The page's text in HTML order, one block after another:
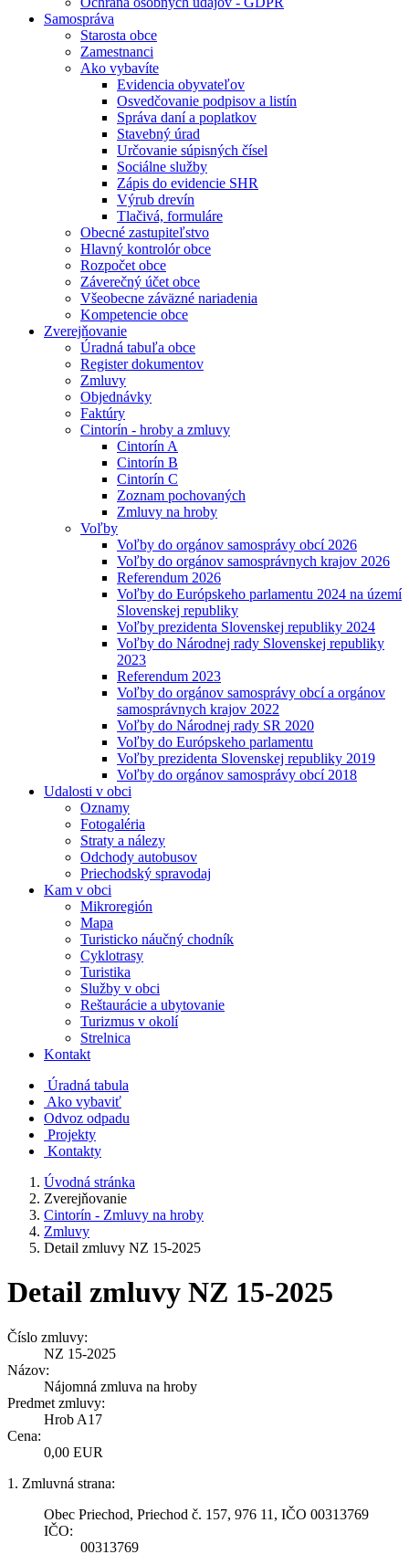
Samospráva
Starosta obce
Zamestnanci
Ako vybavíte
Evidencia obyvateľov
Osvedčovanie podpisov a listín
Správa daní a poplatkov
Stavebný úrad
Určovanie súpisných čísel
Sociálne služby
Zápis do evidencie SHR
Výrub drevín
Tlačivá, formuláre
Obecné zastupiteľstvo
Hlavný kontrolór obce
Rozpočet obce
Záverečný účet obce
Všeobecne záväzné nariadenia
Kompetencie obce
Zverejňovanie
Úradná tabuľa obce
Register dokumentov
Zmluvy
Objednávky
Faktúry
Cintorín - hroby a zmluvy
Cintorín A
Cintorín B
Cintorín C
Zoznam pochovaných
Zmluvy na hroby
Voľby
Voľby do orgánov samosprávy obcí 2026
Voľby do orgánov samosprávnych krajov 2026
Referendum 2026
Voľby do Európskeho parlamentu 2024 na území
Slovenskej republiky
Voľby prezidenta Slovenskej republiky 2024
Voľby do Národnej rady Slovenskej republiky
2023
Referendum 2023
Voľby do orgánov samosprávy obcí a orgánov
samosprávnych krajov 2022
Voľby do Národnej rady SR 2020
Voľby do Európskeho parlamentu
Voľby prezidenta Slovenskej republiky 2019
Voľby do orgánov samosprávy obcí 2018
Udalosti v obci
Oznamy
Fotogaléria
Straty a nálezy
Odchody autobusov
Priechodský spravodaj
Kam v obci
Mikroregión
Mapa
Turisticko náučný chodník
Cyklotrasy
Turistika
Služby v obci
Reštaurácie a ubytovanie
Turizmus v okolí
Strelnica
Kontakt
Úradná tabula
Ako vybaviť
Odvoz odpadu
Projekty
Kontakty
Úvodná stránka
Zverejňovanie
Cintorín - Zmluvy na hroby
Zmluvy
Detail zmluvy NZ 15-2025
Detail zmluvy NZ 15-2025
Číslo zmluvy:
NZ 15-2025
Názov:
Nájomná zmluva na hroby
Predmet zmluvy:
Hrob A17
Cena:
0,00 EUR
1. Zmluvná strana:
Obec Priechod, Priechod č. 157, 976 11, IČO 00313769
IČO:
00313769